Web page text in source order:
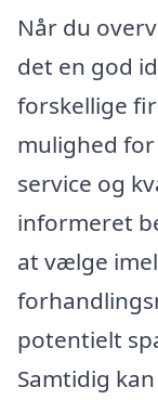
Når du
det en god
forskellige
mulighed
service og
informeret
at vælge
potentielt
Samtidig